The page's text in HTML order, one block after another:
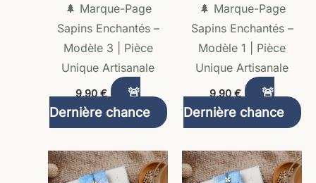
🌲 Marque-Page
Sapins Enchantés –
Modèle 3 | Pièce
Unique Artisanale
9,90 €
🚨
Dernière chance
🌲 Marque-Page
Sapins Enchantés –
Modèle 1 | Pièce
Unique Artisanale
9,90 €
🚨
Dernière chance